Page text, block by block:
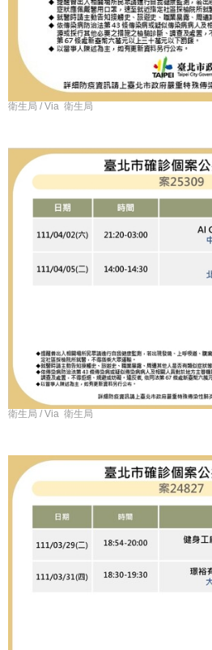
衛生局 / Via 衛生局
衛生局 / Via 衛生局